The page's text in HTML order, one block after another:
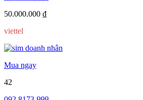
50.000.000 ₫
viettel
Mua ngay
42